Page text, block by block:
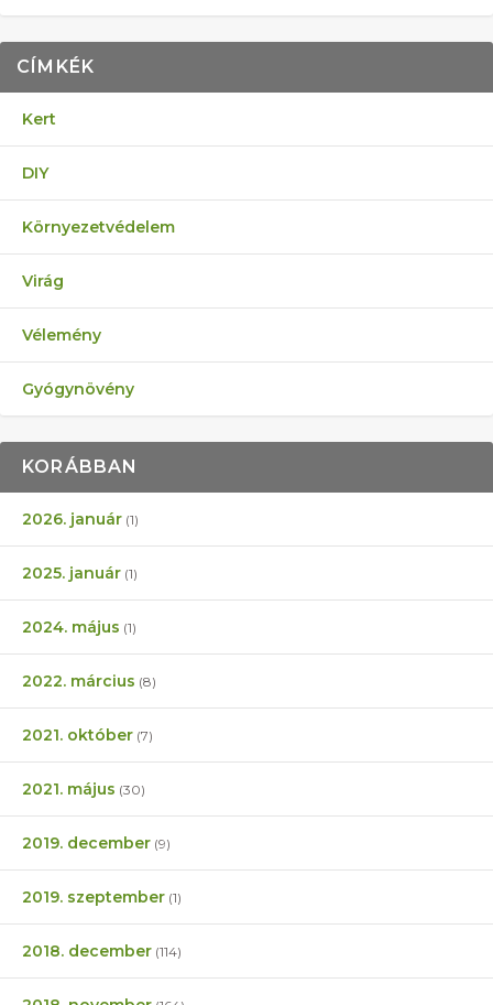
CÍMKÉK
Kert
DIY
Környezetvédelem
Virág
Vélemény
Gyógynövény
KORÁBBAN
2026. január (1)
2025. január (1)
2024. május (1)
2022. március (8)
2021. október (7)
2021. május (30)
2019. december (9)
2019. szeptember (1)
2018. december (114)